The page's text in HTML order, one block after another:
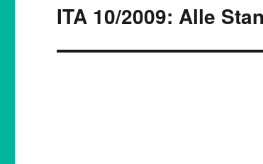
Nächster
ITA 10/2009: Alle